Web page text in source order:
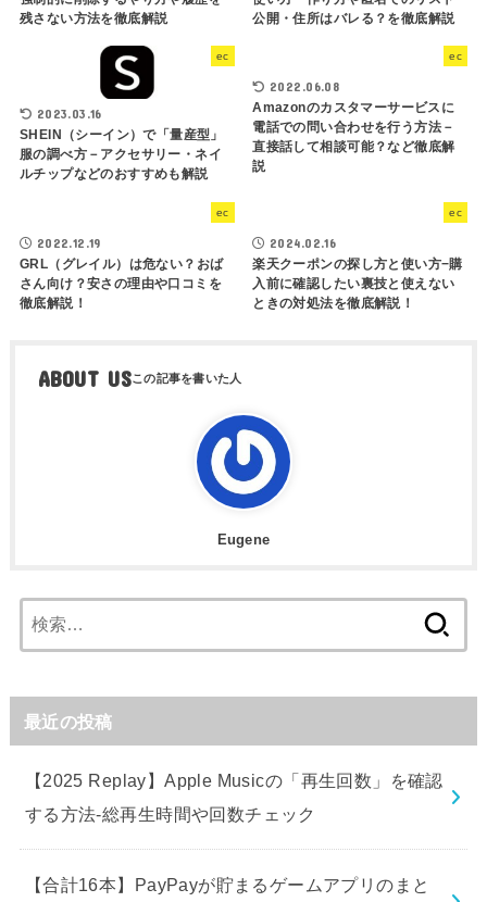
残さない方法を徹底解説
公開・住所はバレる？を徹底解説
ec
2023.03.16
SHEIN（シーイン）で「量産型」
服の調べ方－アクセサリー・ネイ
ルチップなどのおすすめも解説
ec
2022.06.08
Amazonのカスタマーサービスに
電話での問い合わせを行う方法－
直接話して相談可能？など徹底解
説
ec
2022.12.19
GRL（グレイル）は危ない？おば
さん向け？安さの理由や口コミを
徹底解説！
ec
2024.02.16
楽天クーポンの探し方と使い方−購
入前に確認したい裏技と使えない
ときの対処法を徹底解説！
ABOUT US
Eugene
索:
最近の投稿
【2025 Replay】Apple Musicの「再生回数」を確認
する方法-総再生時間や回数チェック
【合計16本】PayPayが貯まるゲームアプリのまと